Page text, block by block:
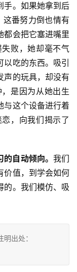
手。如果她拿到后
番努力倒也情有
会把它塞进嘴里
败，她却毫不气
吃的东西。吸引
的玩具，却没有
是因为从她出生
与这个设备进行着
，向我们揭示了
自动倾向。 我们
值，到学会如何
。我们模仿、吸
出处：